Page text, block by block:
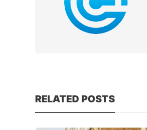
RELATED POSTS